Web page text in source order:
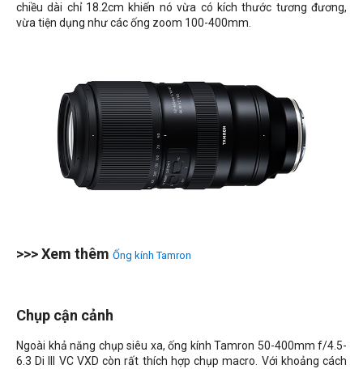
chiều dài chỉ 18.2cm khiến nó vừa có kích thước tương đương,
vừa tiện dụng như các ống zoom 100-400mm.
>>> Xem thêm Ống kính Tamron
Chụp cận cảnh
Ngoài khả năng chụp siêu xa, ống kính Tamron 50-400mm f/4.5-
6.3 Di III VC VXD còn rất thích hợp chụp macro. Với khoảng cách